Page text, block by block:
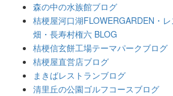
森の中の水族館ブログ
桔梗屋河口湖FLOWERGARDEN・
畑・長寿村権六 BLOG
桔梗信玄餅工場テーマパークブログ
桔梗屋直営店ブログ
まきばレストランブログ
清里丘の公園ゴルフコースブログ